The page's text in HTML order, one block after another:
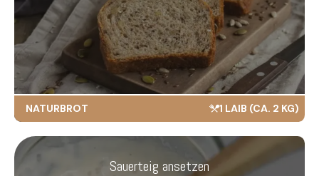
NATURBROT 1 LAIB (CA. 2 KG)
Sauerteig ansetzen